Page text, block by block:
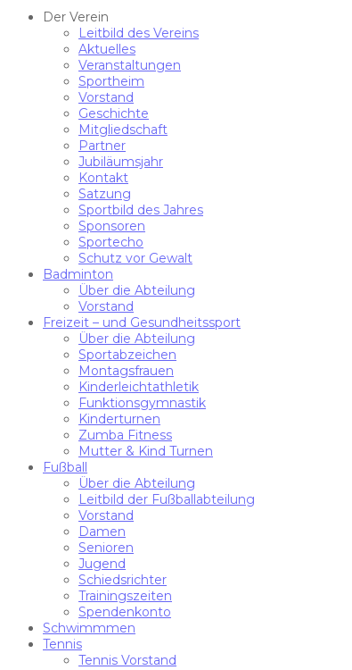
Der Verein
Leitbild des Vereins
Aktuelles
Veranstaltungen
Sportheim
Vorstand
Geschichte
Mitgliedschaft
Partner
Jubiläumsjahr
Kontakt
Satzung
Sportbild des Jahres
Sponsoren
Sportecho
Schutz vor Gewalt
Badminton
Über die Abteilung
Vorstand
Freizeit – und Gesundheitssport
Über die Abteilung
Sportabzeichen
Montagsfrauen
Kinderleichtathletik
Funktionsgymnastik
Kinderturnen
Zumba Fitness
Mutter & Kind Turnen
Fußball
Über die Abteilung
Leitbild der Fußballabteilung
Vorstand
Damen
Senioren
Jugend
Schiedsrichter
Trainingszeiten
Spendenkonto
Schwimmmen
Tennis
Tennis Vorstand